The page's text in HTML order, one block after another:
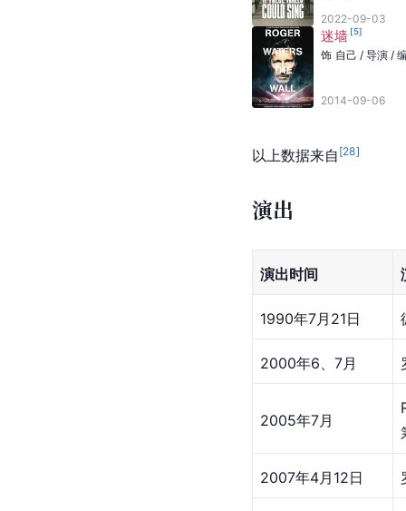
2022-09-03
迷墙 [5]
饰 自己 / 导演 /
2014-09-06
以上数据来自 [28]
演出
演出时间
1990年7月21日
2000年6、7月
2005年7月
2007年4月12日